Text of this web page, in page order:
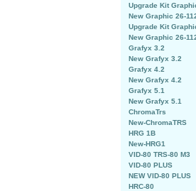
Upgrade Kit
New Graphic 26-
Upgrade Kit
New Graphic 26-
Grafyx 3.2
New Grafyx 3.2
Grafyx 4.2
New Grafyx 4.2
Grafyx 5.1
New Grafyx 5.1
ChromaTrs
New-ChromaTRS
HRG 1B
New-HRG1
VID-80 TRS-80 M3
VID-80 PLUS
NEW VID-80 PLUS
HRC-80